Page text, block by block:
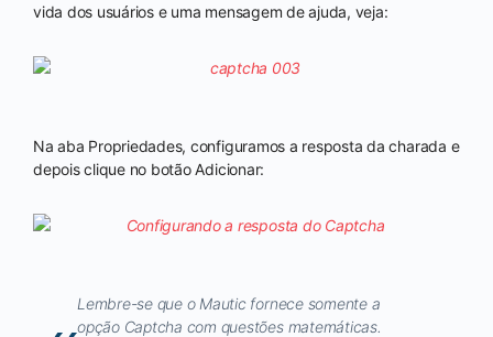
vida dos usuários e uma mensagem de ajuda, veja:
Na aba Propriedades, configuramos a resposta da charada e
depois clique no botão Adicionar:
Lembre-se que o Mautic fornece somente a
opção Captcha com questões matemáticas.